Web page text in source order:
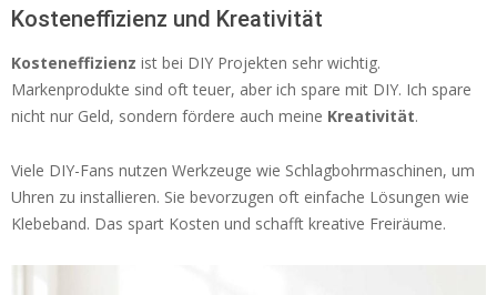
Kosteneffizienz und Kreativität
Kosteneffizienz ist bei DIY Projekten sehr wichtig.
Markenprodukte sind oft teuer, aber ich spare mit DIY. Ich spare
nicht nur Geld, sondern fördere auch meine Kreativität.
Viele DIY-Fans nutzen Werkzeuge wie Schlagbohrmaschinen, um
Uhren zu installieren. Sie bevorzugen oft einfache Lösungen wie
Klebeband. Das spart Kosten und schafft kreative Freiräume.